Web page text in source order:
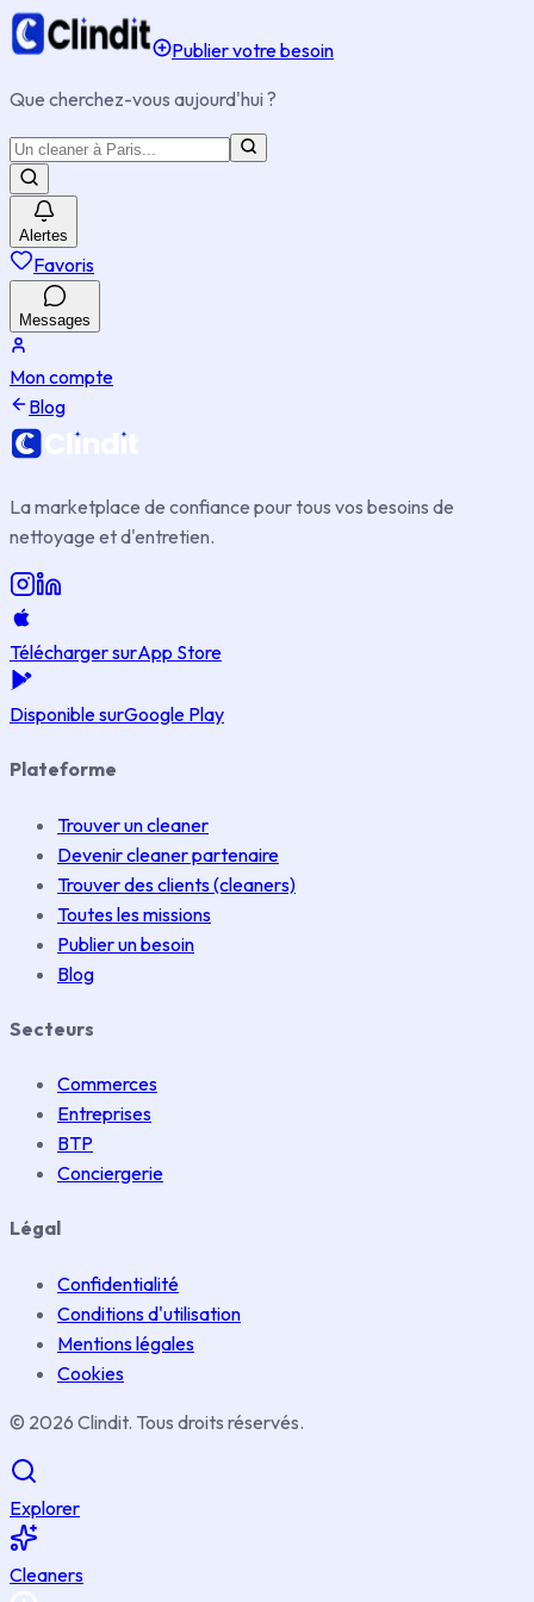
Publier votre besoin
Que cherchez-vous aujourd'hui ?
Alertes
Favoris
Messages
Mon compte
Blog
La marketplace de confiance pour tous vos besoins de
nettoyage et d'entretien.
Télécharger surApp Store
Disponible surGoogle Play
Plateforme
Trouver un cleaner
Devenir cleaner partenaire
Trouver des clients (cleaners)
Toutes les missions
Publier un besoin
Blog
Secteurs
Commerces
Entreprises
BTP
Conciergerie
Légal
Confidentialité
Conditions d'utilisation
Mentions légales
Cookies
© 2026 Clindit. Tous droits réservés.
Explorer
Cleaners